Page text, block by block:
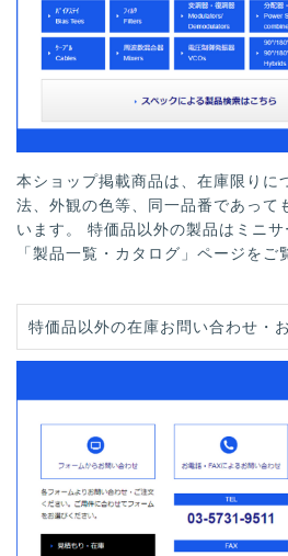
本ショップ掲載商品は、在庫限りに
法、外観の色等、同一品番であって
います。 特価品以外の製品はミニ
「製品一覧・カタログ」ページをご
特価品以外の在庫お問い合わせ・